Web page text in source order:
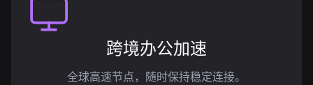
跨境办公加速
全球高速节点，随时保持稳定连接。